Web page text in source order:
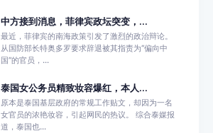
中方接到消息，菲律宾政坛突变，...
最近，菲律宾的南海政策引发了激烈的政治辩论。
从国防部长特奥多罗要求辞退被其指责为“偏向中
国”的官员，...
泰国女公务员精致妆容爆红，本人...
原本是泰国基层政府的常规工作贴文，却因为一名
女官员的浓艳妆容，引起网民的热议。 综合泰媒报
道，泰国也...